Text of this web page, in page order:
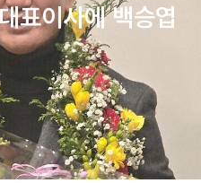
표이사에 백승엽